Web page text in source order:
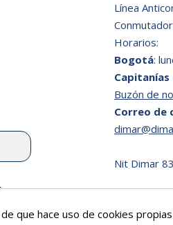
Línea
Horarios:
Bogotá:
Buzón de
Correo de
Nit Dimar
que hace uso de cookies